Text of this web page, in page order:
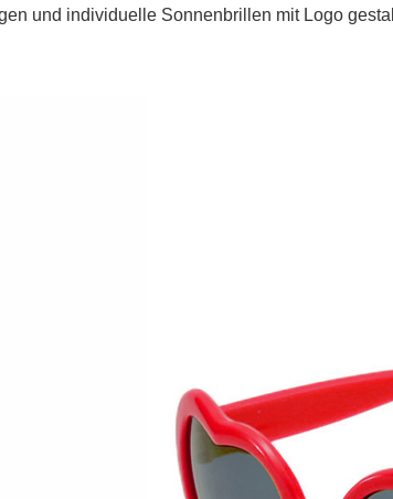
und individuelle Sonnenbrillen mit Logo